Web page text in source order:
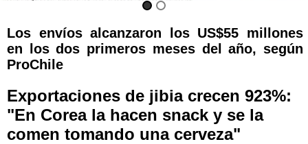
Los envíos alcanzaron los US$55 millones
en los dos primeros meses del año, según
ProChile
Exportaciones de jibia crecen 923%:
"En Corea la hacen snack y se la
comen tomando una cerveza"